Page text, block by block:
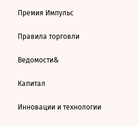
Премия Импульс
Правила торговли
Ведомости&
Капитал
Инновации и технологии